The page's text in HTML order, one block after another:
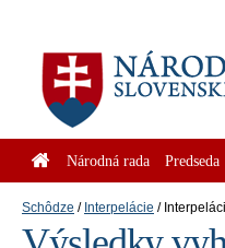
Národná rada Predseda
Schôdze Interpelácie